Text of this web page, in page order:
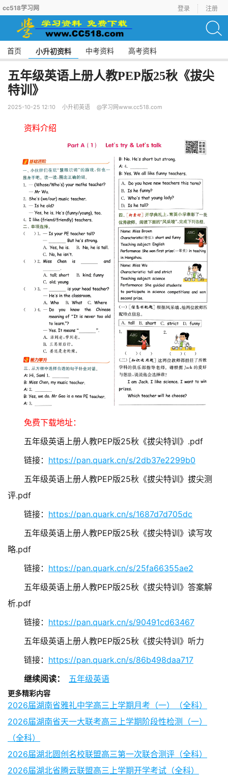
cc518学习网 登录 注册
首页 小升初资料 中考资料 高考资料
五年级英语上册人教PEP版25秋《拔尖
特训》
2025-10-25 12:10 小升初英语 @学习网www.cc518.com
资料介绍
免费下载地址：
五年级英语上册人教PEP版25秋《拔尖特训》.pdf
链接： https://pan.quark.cn/s/2db37e2299b0
五年级英语上册人教PEP版25秋《拔尖特训》拔尖测
评.pdf
链接： https://pan.quark.cn/s/1687d7d705dc
五年级英语上册人教PEP版25秋《拔尖特训》读写攻
略.pdf
链接： https://pan.quark.cn/s/25fa66355ae2
五年级英语上册人教PEP版25秋《拔尖特训》答案解
析.pdf
链接： https://pan.quark.cn/s/90491cd63467
五年级英语上册人教PEP版25秋《拔尖特训》听力
链接： https://pan.quark.cn/s/86b498daa717
继续阅读：
五年级英语
更多精彩内容
2026届湖南省雅礼中学高三上学期月考（一）（全科）
2026届湖南省天一大联考高三上学期阶段性检测（一）
（全科）
2026届湖北圆创名校联盟高三第一次联合测评（全科）
2026届湖北省腾云联盟高三上学期开学考试（全科）